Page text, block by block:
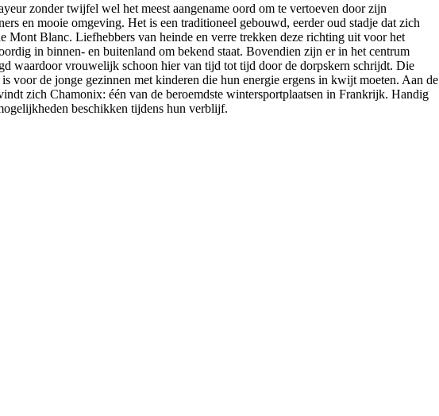
zonder twijfel wel het meest aangename oord om te vertoeven door zijn
en mooie omgeving. Het is een traditioneel gebouwd, eerder oud stadje dat zich
Mont Blanc. Liefhebbers van heinde en verre trekken deze richting uit voor het
in binnen- en buitenland om bekend staat. Bovendien zijn er in het centrum
waardoor vrouwelijk schoon hier van tijd tot tijd door de dorpskern schrijdt. Die
voor de jonge gezinnen met kinderen die hun energie ergens in kwijt moeten. Aan de
zich Chamonix: één van de beroemdste wintersportplaatsen in Frankrijk. Handig
beschikken tijdens hun verblijf.